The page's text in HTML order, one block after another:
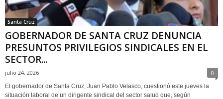
Santa Cruz
GOBERNADOR DE SANTA CRUZ DENUNCIA
PRESUNTOS PRIVILEGIOS SINDICALES EN EL
SECTOR...
julio 24, 2026 0
El gobernador de Santa Cruz, Juan Pablo Velasco, cuestionó este jueves la
situación laboral de un dirigente sindical del sector salud que, según